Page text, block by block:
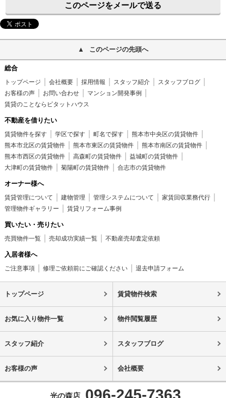
このページをメールで送る
このページの先頭へ
総合
トップページ 会社概要 採用情報 スタッフ紹介
スタッフブログ
お客様の声
お問い合わせ
マンション開発事例
賃貸のことならピタットハウス
不動産を借りたい
賃貸物件を探す 学区で探す 町名で探す
熊本市中央区の賃貸物件
熊本市北区の賃貸物件
熊本市東区の賃貸物件
熊本市南区の賃貸物件
熊本市西区の賃貸物件
高森町の賃貸物件
益城町の賃貸物件
大津町の賃貸物件
菊陽町の賃貸物件 合志市の賃貸物件
オーナー様へ
賃貸管理について 建物管理 管理システムについて
家賃回収業務代行
管理物件ギャラリー
賃貸リフォーム事例
買いたい・売りたい
売買物件一覧 売却成功実績一覧 不動産売却査定依頼
入居者様へ
ご注意事項 修理ご依頼前にご確認ください 退去申請フォーム
トップページ 賃貸物件検索
お気に入り物件一覧 物件閲覧履歴
スタッフ紹介 スタッフブログ
お客様の声 会社概要
光の森店 096-245-7363